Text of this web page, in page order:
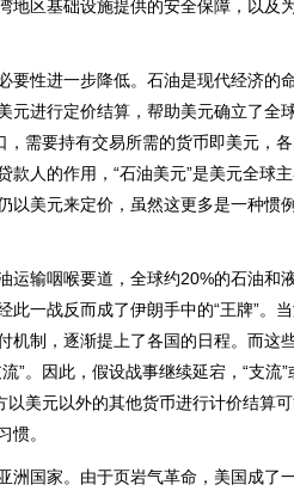
地区基础设施提供的安全保障，以及
性进一步降低。石油是现代经济的
元进行定价结算，帮助美元确立了全
，需要持有交易所需的货币即美元，
人的作用，“石油美元”是美元全球
以美元来定价，虽然这更多是一种惯
输咽喉要道，全球约20%的石油和
一战反而成了伊朗手中的“王牌”。
机制，逐渐提上了各国的日程。而这
”。因此，假设战事继续延宕，“支流”
以美元以外的其他货币进行计价结算
惯。
国家。由于页岩气革命，美国成了